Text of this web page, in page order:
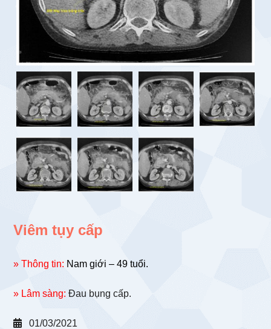
Viêm tụy cấp
» Thông tin: Nam giới – 49 tuổi.
» Lâm sàng: Đau bụng cấp.
01/03/2021